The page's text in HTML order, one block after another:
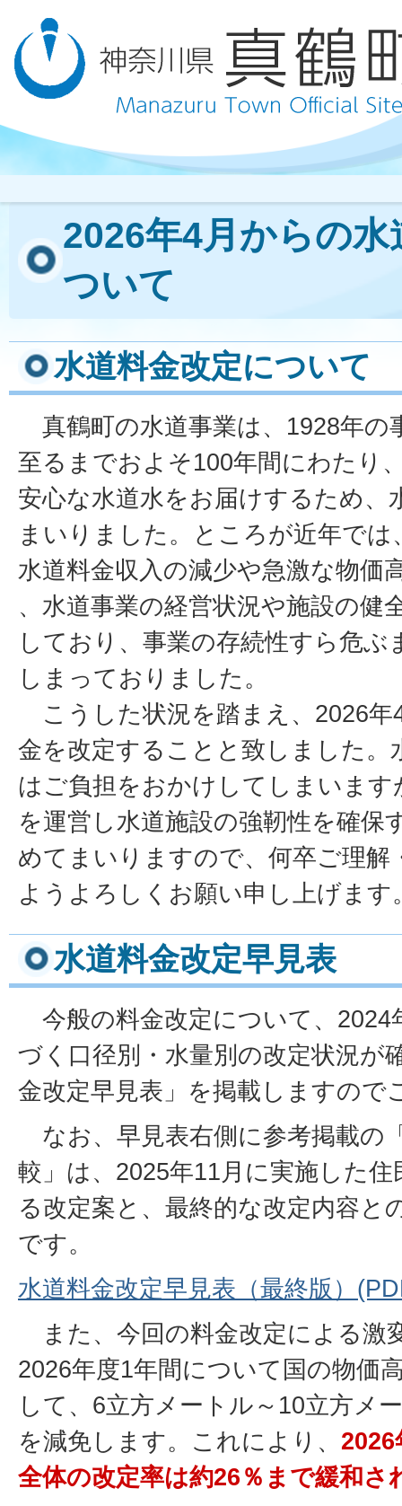
2026年4月からの水
ついて
水道料金改定について
真鶴町の水道事業は、1928年の
至る までおよ そ100年間にわたり
安心な水道水をお届けするため、
まいりま した。と ころが近年では
水道料金収入の減少や急激な物価
、水道事業の経営状況や施設の健
しており 、事業の存続性すら危ぶ
しまっておりました。
こうした状況を踏まえ、 2026年
金を改定することと 致しました。
はご負担をおかけしてしまい ます
を運営し水道施設の強靭性を確保
めてまいり ますので、何卒ご理解
よ うよろし くお願い申し上げます
水道料金改定早見表
今般の料金改定について、2024
づく口径別・水量別の改定状況が
金改定早見表」を掲載しますので
なお、早見表右側に参考掲載の
較」は、2025年11月に実施した
る改定案と、最終的な改定内容と
です。
水道料金改定早見表（最終版）
また、今回の料金改定による激
2026年度1年間について国の物価
して、6立方メートル～10立方メ
を減免します。これにより、
全体の改定率は約26％まで緩和さ